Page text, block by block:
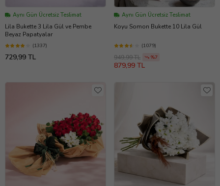
Aynı Gün Ücretsiz Teslimat
Lila Bukette 3 Lila Gül ve Pembe
Beyaz Papatyalar
(1337)
729,99 TL
Aynı Gün Ücretsiz Teslimat
Koyu Somon Bukette 10 Lila Gül
(1079)
949,99 TL %7
879,99 TL